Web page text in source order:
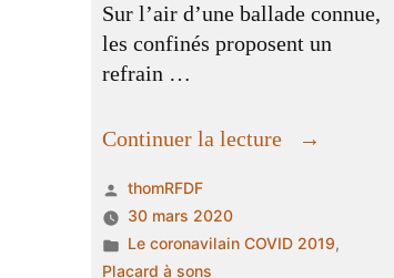
Sur l’air d’une ballade connue,
les confinés proposent un
refrain …
Continuer la lecture
« Ritournelle
Publié
par
thomRFDF
30 mars 2020
Publié
dans
Le coronavilain COVID 2019,
Placard à sons